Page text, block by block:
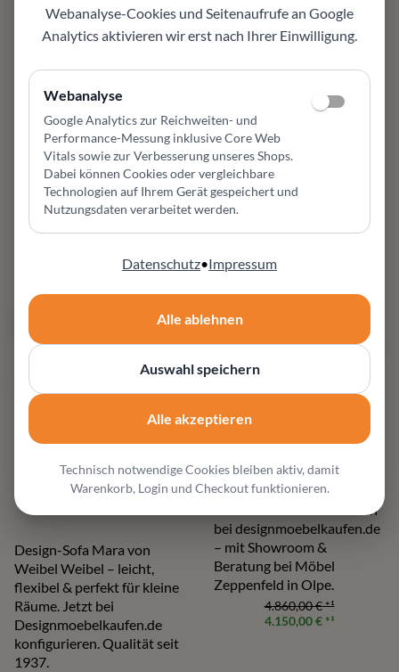
LEOLUX
Flint Sofa
Leolux Flint 3‑Sitzer Sofa
R01-300 mit Senso Castor
Chromgestell – organisches
Design von Beck Design, 92
cm tief, 76 cm hoch,
luxuriöser Sitzkomfort.
*¹
LEOLUX
Bora-Bèta Sofa
Leolux Bora Bèta
Hochlehnersofa - eleganter
Designklassiker mit hoher
Rückenlehne. Leder Senso,
verschiedene Größen. Jetzt
bei Möbel Zeppenfeld!
-14%
WEIBELWEIBEL INTERTIME
Design-Sofa Mara von
Weibel Weibel – leicht,
flexibel & perfekt für kleine
Räume. Jetzt bei
Designmoebelkaufen.de
konfigurieren. Qualität seit
1937.
50 Werktage
Zierliches Leolux Devon
Sofa – perfekt für kleine
Räume. Jetzt online kaufen
bei designmoebelkaufen.de
– mit Showroom &
Beratung bei Möbel
Zeppenfeld in Olpe.
4.860,00 €*¹
4.150,00 €*¹
Webanalyse-Cookies und Seitenaufrufe an Google
Analytics aktivieren wir erst nach Ihrer Einwilligung.
Webanalyse
Google Analytics zur Reichweiten- und
Performance-Messung inklusive Core Web
Vitals sowie zur Verbesserung unseres Shops.
Dabei können Cookies oder vergleichbare
Technologien auf Ihrem Gerät gespeichert und
Nutzungsdaten verarbeitet werden.
Datenschutz•Impressum
Alle ablehnen
Auswahl speichern
Alle akzeptieren
Technisch notwendige Cookies bleiben aktiv, damit
Warenkorb, Login und Checkout funktionieren.